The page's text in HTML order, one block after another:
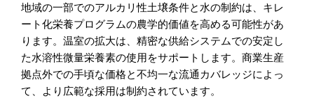
地域の一部でのアルカリ性土壌条件と水の制約は、キレ
ート化栄養プログラムの農学的価値を高める可能性があ
ります。温室の拡大は、精密な供給システムでの安定し
た水溶性微量栄養素の使用をサポートします。商業生産
拠点外での手頃な価格と不均一な流通カバレッジによっ
て、より広範な採用は制約されています。